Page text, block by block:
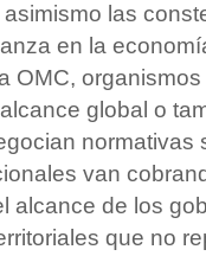
las
en la
OMC,
global o
normativas
van
alcance de los
que no